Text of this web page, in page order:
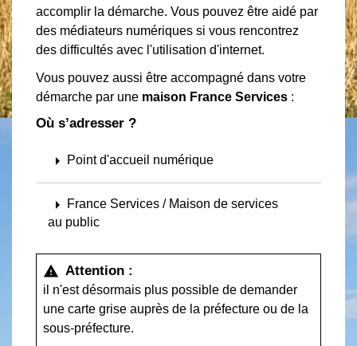
accomplir la démarche. Vous pouvez être aidé par
des médiateurs numériques si vous rencontrez
des difficultés avec l'utilisation d'internet.
Vous pouvez aussi être accompagné dans votre
démarche par une maison France Services :
Où s’adresser ?
arrow_right Point d'accueil numérique
arrow_right
France Services / Maison de services
au public
warning Attention :
il n'est désormais plus possible de demander
une carte grise auprès de la préfecture ou de la
sous-préfecture.